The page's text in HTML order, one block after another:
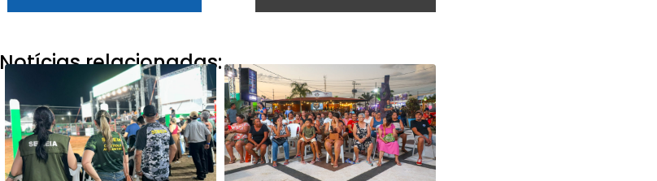
Notícias relacionadas: